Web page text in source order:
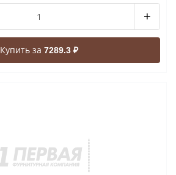
+
Купить за 7289.3 ₽